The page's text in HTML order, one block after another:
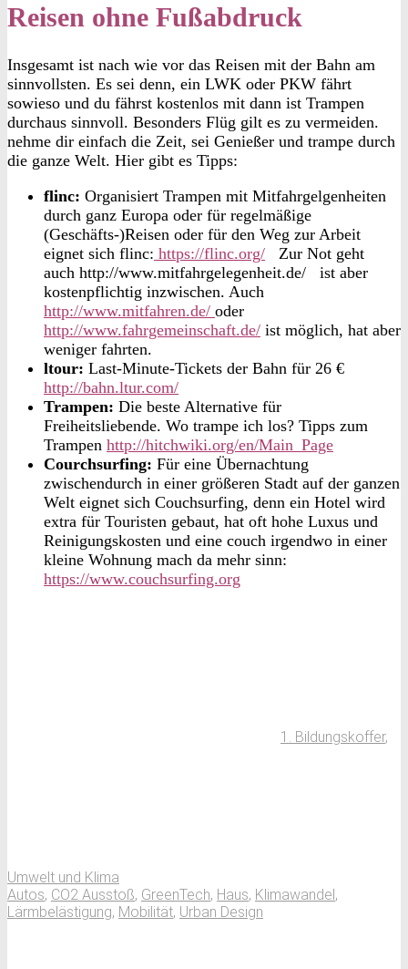
Reisen ohne Fußabdruck
Insgesamt ist nach wie vor das Reisen mit der Bahn am
sinnvollsten. Es sei denn, ein LWK oder PKW fährt
sowieso und du fährst kostenlos mit dann ist Trampen
durchaus sinnvoll. Besonders Flüg gilt es zu vermeiden.
nehme dir einfach die Zeit, sei Genießer und trampe durch
die ganze Welt. Hier gibt es Tipps:
flinc: Organisiert Trampen mit Mitfahrgelgenheiten
durch ganz Europa oder für regelmäßige
(Geschäfts-)Reisen oder für den Weg zur Arbeit
eignet sich flinc: https://flinc.org/
Zur Not geht
auch http://www.mitfahrgelegenheit.de/
ist aber
kostenpflichtig inzwischen. Auch
http://www.mitfahren.de/ oder
http://www.fahrgemeinschaft.de/ ist möglich, hat aber
weniger fahrten.
ltour: Last-Minute-Tickets der Bahn für 26 €
http://bahn.ltur.com/
Trampen: Die beste Alternative für
Freiheitsliebende. Wo trampe ich los? Tipps zum
Trampen http://hitchwiki.org/en/Main_Page
Courchsurfing: Für eine Übernachtung
zwischendurch in einer größeren Stadt auf der ganzen
Welt eignet sich Couchsurfing, denn ein Hotel wird
extra für Touristen gebaut, hat oft hohe Luxus und
Reinigungskosten und eine couch irgendwo in einer
kleine Wohnung mach da mehr sinn:
https://www.couchsurfing.org
1. Bildungskoffer,
Umwelt und Klima
Autos, CO2 Ausstoß, GreenTech, Haus, Klimawandel,
Lärmbelästigung, Mobilität, Urban Design